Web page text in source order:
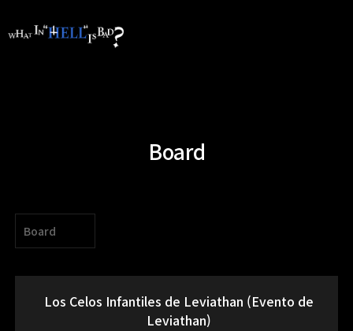
Board
Board
Los Celos Infantiles de Leviathan (Evento de
Leviathan)